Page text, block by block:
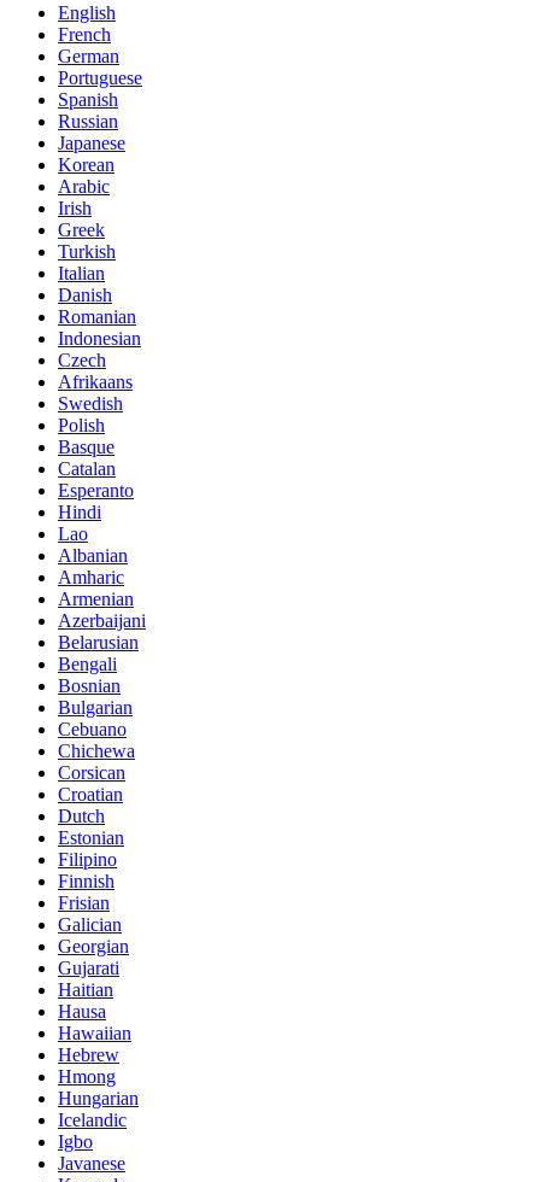
English
French
German
Portuguese
Spanish
Russian
Japanese
Korean
Arabic
Irish
Greek
Turkish
Italian
Danish
Romanian
Indonesian
Czech
Afrikaans
Swedish
Polish
Basque
Catalan
Esperanto
Hindi
Lao
Albanian
Amharic
Armenian
Azerbaijani
Belarusian
Bengali
Bosnian
Bulgarian
Cebuano
Chichewa
Corsican
Croatian
Dutch
Estonian
Filipino
Finnish
Frisian
Galician
Georgian
Gujarati
Haitian
Hausa
Hawaiian
Hebrew
Hmong
Hungarian
Icelandic
Igbo
Javanese